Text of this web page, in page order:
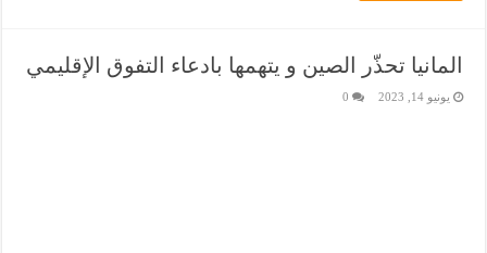
المانيا تحذّر الصين و يتهمها بادعاء التفوق الإقليمي
يونيو 14, 2023 0